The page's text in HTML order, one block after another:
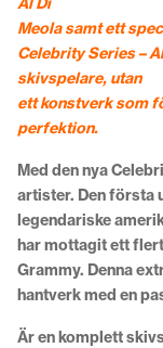
Meola samt ett
Celebrity Series –
skivspelare, utan
ett konstverk som
perfektion.
Med den nya
artister. Den första
legendariske
har mottagit ett
Grammy. Denna
hantverk med en
Är en komplett